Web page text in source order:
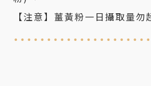
【注意】薑黃粉一日攝取量勿